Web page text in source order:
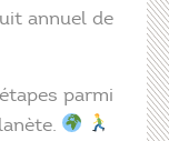
annuel de
parmi